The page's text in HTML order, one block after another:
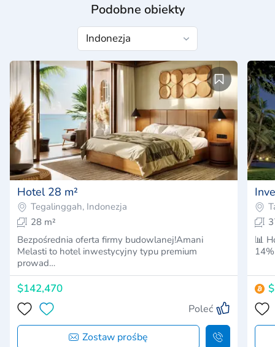
Podobne obiekty
Hotel 28 m²
Tegalinggah, Indonezja
28 m²
Bezpośrednia oferta firmy budowlanej!Amani
Melasti to hotel inwestycyjny typu premium
prowad…
$142,470
Poleć
Zostaw prośbę
📊